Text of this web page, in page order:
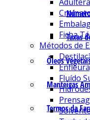
Taxas
Óleos
Manteigas
Termos da
Ficha
Métodos de
Fluído